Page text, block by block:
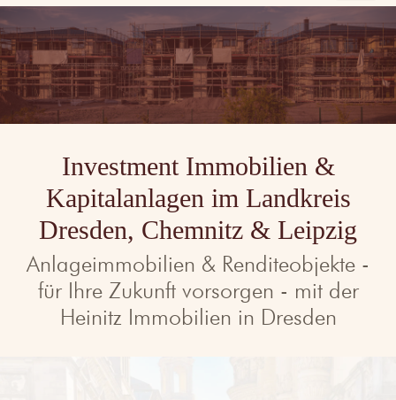
Investment Immobilien &
Kapitalanlagen im Landkreis
Dresden, Chemnitz & Leipzig
Anlageimmobilien & Renditeobjekte -
für Ihre Zukunft vorsorgen - mit der
Heinitz Immobilien in Dresden